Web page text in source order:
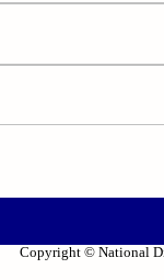
Copyright © National